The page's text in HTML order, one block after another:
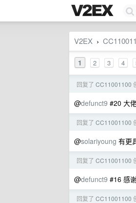
V2EX ›
1 2 3 4
回复了 CC11001100
@defunct9 #20 大
回复了 CC11001100
@solariyoung 有更
回复了 CC11001100
@defunct9 #16 感
回复了 CC11001100